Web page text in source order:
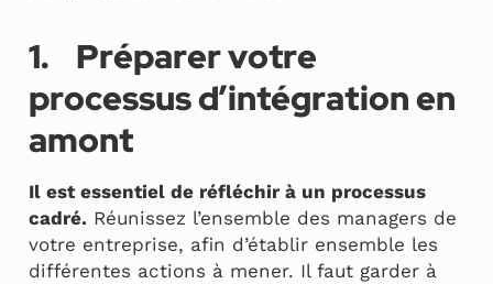
1.
Préparer votre
processus d’intégration en
amont
Il est essentiel de réfléchir à un processus
cadré. Réunissez l’ensemble des managers de
votre entreprise, afin d’établir ensemble les
différentes actions à mener. Il faut garder à